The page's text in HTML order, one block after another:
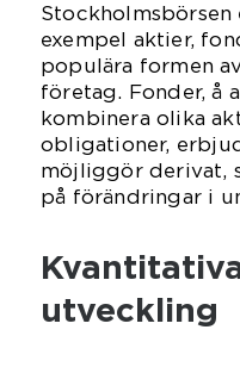
exempel aktier,
populära formen
företag. Fonder, å
kombinera olika
obligationer,
möjliggör derivat,
på förändringar i
utveckling